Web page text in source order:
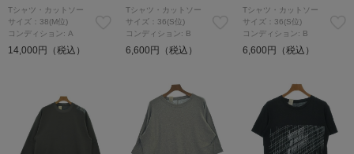
Tシャツ・カットソー
サイズ：38(M位)
コンディション: A
14,000円（税込）
Tシャツ・カットソー
サイズ：36(S位)
コンディション: B
6,600円（税込）
Tシャツ・カットソー
サイズ：36(S位)
コンディション: B
6,600円（税込）